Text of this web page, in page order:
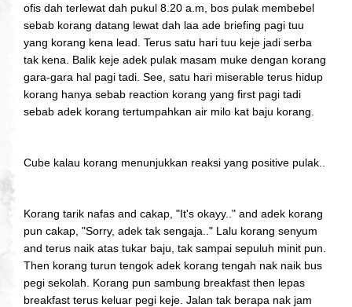
ofis dah terlewat dah pukul 8.20 a.m, bos pulak membebel
sebab korang datang lewat dah laa ade briefing pagi tuu
yang korang kena lead. Terus satu hari tuu keje jadi serba
tak kena. Balik keje adek pulak masam muke dengan korang
gara-gara hal pagi tadi. See, satu hari miserable terus hidup
korang hanya sebab reaction korang yang first pagi tadi
sebab adek korang tertumpahkan air milo kat baju korang.
Cube kalau korang menunjukkan reaksi yang positive pulak..
Korang tarik nafas and cakap, "It's okayy.." and adek korang
pun cakap, "Sorry, adek tak sengaja.." Lalu korang senyum
and terus naik atas tukar baju, tak sampai sepuluh minit pun.
Then korang turun tengok adek korang tengah nak naik bus
pegi sekolah. Korang pun sambung breakfast then lepas
breakfast terus keluar pegi keje. Jalan tak berapa nak jam